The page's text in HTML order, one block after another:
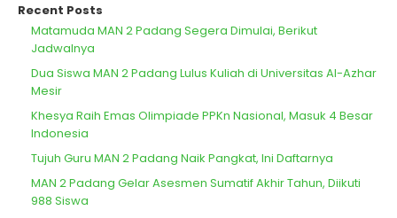
Recent Posts
Matamuda MAN 2 Padang Segera Dimulai, Berikut
Jadwalnya
Dua Siswa MAN 2 Padang Lulus Kuliah di Universitas Al-Azhar
Mesir
Khesya Raih Emas Olimpiade PPKn Nasional, Masuk 4 Besar
Indonesia
Tujuh Guru MAN 2 Padang Naik Pangkat, Ini Daftarnya
MAN 2 Padang Gelar Asesmen Sumatif Akhir Tahun, Diikuti
988 Siswa